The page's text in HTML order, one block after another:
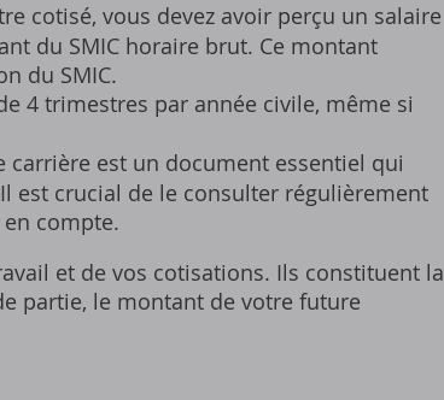
cotisé‚ vous devez avoir perçu un salaire
du SMIC horaire brut. Ce montant
du SMIC.
4 trimestres par année civile‚ même si
carrière est un document essentiel qui
est crucial de le consulter régulièrement
compte.
et de vos cotisations. Ils constituent la
partie‚ le montant de votre future